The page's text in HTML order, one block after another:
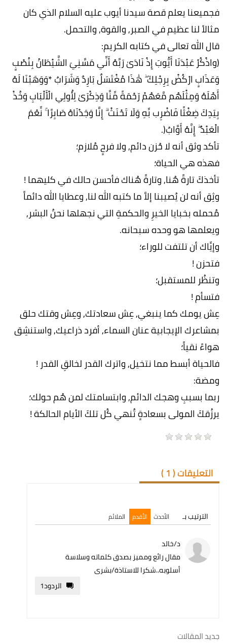
فجميعنا يعلم قصة سيدنا أيوب عليه السلام الذي كان
مثالاً لنا عظيم في الصبر, والقوة, والتحمل.
قال الله تعالى في كتابه الكريم:
(واذْكُرْ عَبْدَنَا أَيُّوبَ إِذْ نَادَىٰ رَبَّهُ أَنِّي مَسَّنِيَ الشَّيْطَانُ بِنُصْبٍ
وَعَذَابٍ ارْكُضْ بِرِجْلِكَ ۖ هَٰذَا مُغْتَسَلٌ بَارِدٌ وَشَرَابٌ *وَوَهَبْنَا لَهُ
أَهْلَهُ وَمِثْلَهُم مَّعَهُمْ رَحْمَةً مِّنَّا وَذِكْرَىٰ لِأُولِي الْأَلْبَابِ وَخُذْ
بِيَدِكَ ضِغْثًا فَاضْرِب بِّهِ وَلَا تَحْنَثْ ۗ إِنَّا وَجَدْنَاهُ صَابِرًا ۚ نِّعْمَ
الْعَبْدُ ۖ إِنَّهُ أَوَّابٌ(.
تأكد وثق أنه لا حُزن دائم, ولا فرحٍ مُلازم؛
فهذه هي الحياة؛
تأخذكَ تارةً هُنا, وتارةً هُناك فأحسن حالك في كليهما !
وثِق أنه لن يُصيبنا إلاَّ ما كتبه الله لنا, وعطايا الله دائماً
مُحمله بخبايا الخيرِ والحكمةِ التي نجهلها نحنُ البشر,
ويعلمها هو وحده سبحانه.
وإيِّاك أن تلتفت للوراء؛
فتحزن !
وتنظُر للمستقبل؛
فتسأم !
عِش يومك كما ينبغي, عِش سعادتك, وعِش وقتك حلق
بمشاعرك الإيجابية عنان السماء, أفرد ذراعيك, واستنشِق
هواءً نقياً؛
فالحياة أبسط مما نتخيل, واترك القدر لخالقِ القدر !
ومضة:
ربما بسببِ وهجك الدائم, وابتسامتك لمن هُم حولك؛
يرزُقكَ المولى بسعادةٍ تُنهي كُل تلكَ الأيام الحالكة !
التعليقات (1
)
الترتيب بـ الأحدث الأقدم الملائم
د/خالد
مقال رائع ومميز بصدق كلماته وسلاسة
أسلوبه..شكرا للاستاذة/بشرى
الردود1
جديد المقالات